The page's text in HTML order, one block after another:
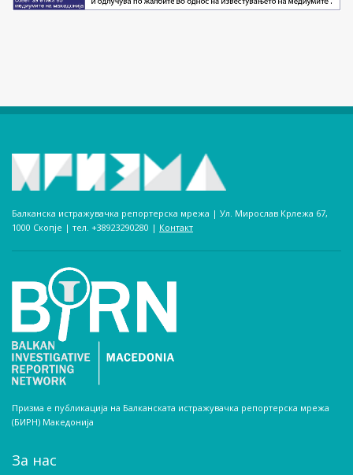
Балканска истражувачка репортерска мрежа | Ул. Мирослав Крлежа 67,
1000 Скопје | тел. +38923290280­ | Контакт
Призма е публикација на Балканската истражувачка репортерска мрежа
(БИРН) Македонија
За нас